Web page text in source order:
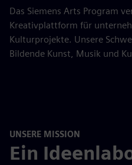
Das Siemens Arts Program
Kreativplattform für
Kulturprojekte. Unsere
Bildende Kunst, Musik und
UNSERE MISSION
Ein